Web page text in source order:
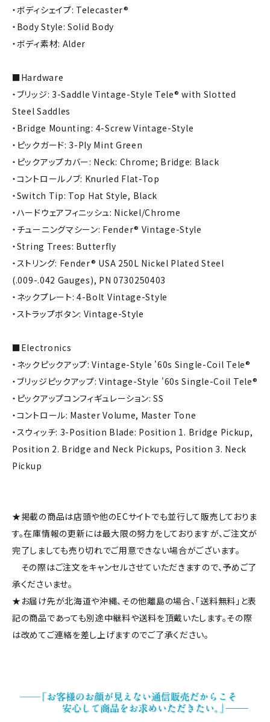
・ボディシェイプ: Telecaster®
・Body Style: Solid Body
・ボディ素材: Alder
■Hardware
・ブリッジ: 3-Saddle Vintage-Style Tele® with Slotted
Steel Saddles
・Bridge Mounting: 4-Screw Vintage-Style
・ピックガード: 3-Ply Mint Green
・ピックアップカバー: Neck: Chrome; Bridge: Black
・コントロールノブ: Knurled Flat-Top
・Switch Tip: Top Hat Style, Black
・ハードウェアフィニッシュ: Nickel/Chrome
・チューニングマシーン: Fender® Vintage-Style
・String Trees: Butterfly
・ストリング: Fender® USA 250L Nickel Plated Steel
(.009-.042 Gauges), PN 0730250403
・ネックプレート: 4-Bolt Vintage-Style
・ストラップボタン: Vintage-Style
■Electronics
・ネックピックアップ: Vintage-Style '60s Single-Coil Tele®
・ブリッジピックアップ: Vintage-Style '60s Single-Coil Tele®
・ピックアップコンフィギュレーション: SS
・コントロール: Master Volume, Master Tone
・スウィッチ: 3-Position Blade: Position 1. Bridge Pickup,
Position 2. Bridge and Neck Pickups, Position 3. Neck
Pickup
★掲載の商品は店頭や他のECサイトでも並行して販売しておりま
す。在庫情報の更新には最大限の努力をしておりますが、ご注文が
完了しましても売り切れでご用意できない場合がございます。
その際はご注文をキャンセルさせていただきますので、予めご了
承くださいませ。
★お届け先が北海道や沖縄、その他離島の場合、「送料無料」と表
記の商品であっても別途中継料や送料を頂戴いたします。その際
は改めてご連絡を差し上げますのでご了承ください。